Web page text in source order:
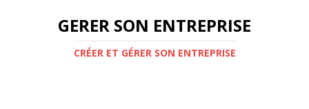
GERER SON ENTREPRISE
CRÉER ET GÉRER SON ENTREPRISE